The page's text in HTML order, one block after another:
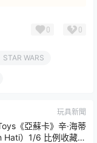
0 0
STAR WARS
玩具新聞
《亞蘇卡》辛·海蒂
Hati）1/6 比例收藏級